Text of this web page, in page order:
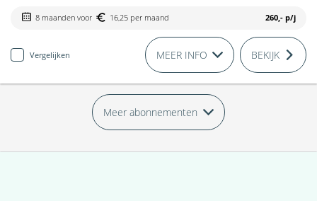
8 maanden voor 16,25 per maand 260,- p/j
Vergelijken MEER INFO BEKIJK
Meer abonnementen